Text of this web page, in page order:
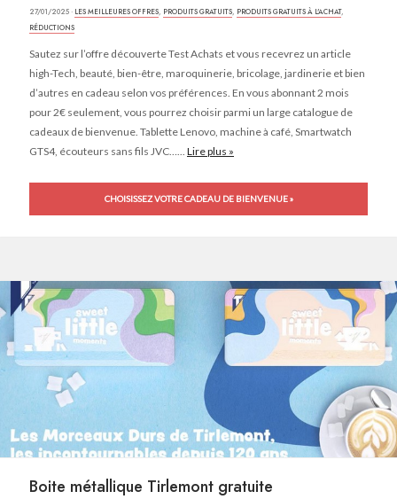
27/01/2025 · LES MEILLEURES OFFRES, PRODUITS GRATUITS, PRODUITS GRATUITS À L'ACHAT,
RÉDUCTIONS
Sautez sur l’offre découverte Test Achats et vous recevrez un article
high-Tech, beauté, bien-être, maroquinerie, bricolage, jardinerie et bien
d’autres en cadeau selon vos préférences. En vous abonnant 2 mois
pour 2€ seulement, vous pourrez choisir parmi un large catalogue de
cadeaux de bienvenue. Tablette Lenovo, machine à café, Smartwatch
GTS4, écouteurs sans fils JVC…... Lire plus »
CHOISISSEZ VOTRE CADEAU DE BIENVENUE »
Boite métallique Tirlemont gratuite